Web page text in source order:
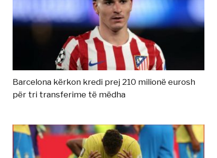
Barcelona kërkon kredi prej 210 milionë eurosh
për tri transferime të mëdha